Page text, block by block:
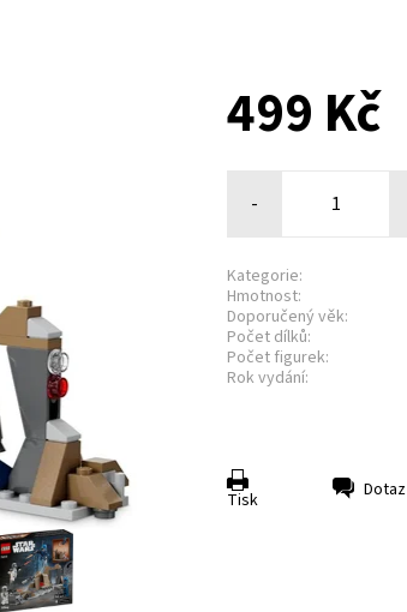
499 Kč
-
Kategorie:
Hmotnost:
Doporučený věk:
Počet dílků:
Počet figurek:
Rok vydání:
Tisk Dotaz